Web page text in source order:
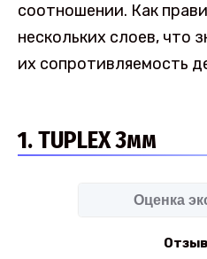
соотношении. Как
нескольких слоев, что
их сопротивляемость
1. TUPLEX 3мм
Оценка